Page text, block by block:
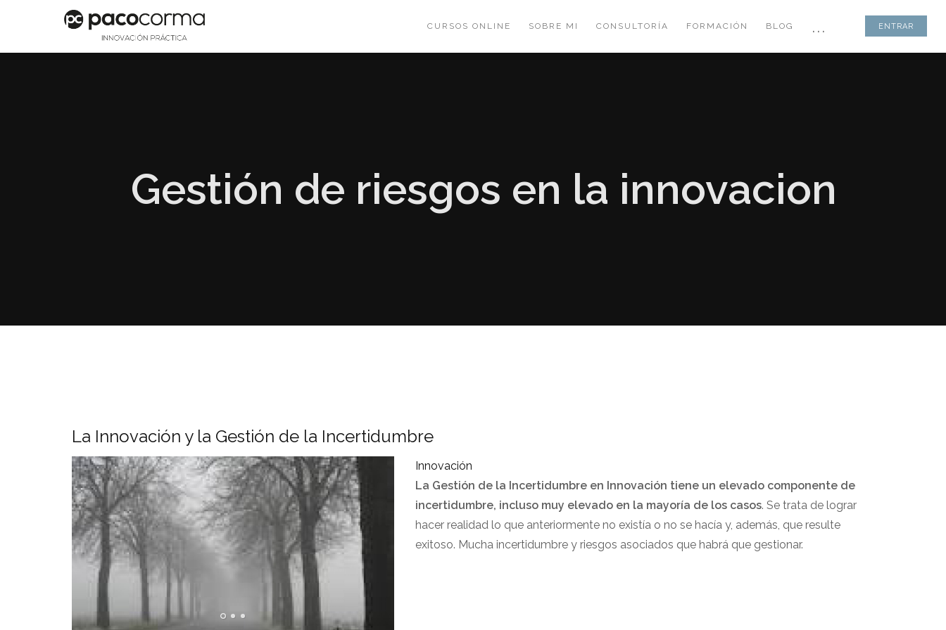
CURSOS ONLINE SOBRE MI CONSULTORÍA FORMACIÓN BLOG ... ENTRAR
Gestión de riesgos en la innovacion
La Innovación y la Gestión de la Incertidumbre
Innovación
La Gestión de la Incertidumbre en Innovación tiene un elevado componente de
incertidumbre, incluso muy elevado en la mayoría de los casos. Se trata de lograr
hacer realidad lo que anteriormente no existía o no se hacía y, además, que resulte
exitoso. Mucha incertidumbre y riesgos asociados que habrá que gestionar.